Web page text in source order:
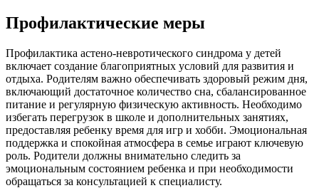
Профилактические меры
Профилактика астено-невротического синдрома у детей
включает создание благоприятных условий для развития и
отдыха. Родителям важно обеспечивать здоровый режим дня,
включающий достаточное количество сна, сбалансированное
питание и регулярную физическую активность. Необходимо
избегать перегрузок в школе и дополнительных занятиях,
предоставляя ребенку время для игр и хобби. Эмоциональная
поддержка и спокойная атмосфера в семье играют ключевую
роль. Родители должны внимательно следить за
эмоциональным состоянием ребенка и при необходимости
обращаться за консультацией к специалисту.